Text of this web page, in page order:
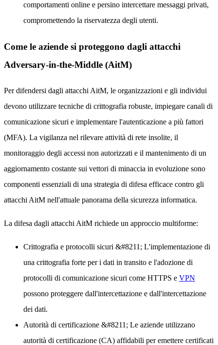
comportamenti online e persino intercettare messaggi privati,
compromettendo la riservatezza degli utenti.
Come le aziende si proteggono dagli attacchi
Adversary-in-the-Middle (AitM)
Per difendersi dagli attacchi AitM, le organizzazioni e gli individui
devono utilizzare tecniche di crittografia robuste, impiegare canali di
comunicazione sicuri e implementare l'autenticazione a più fattori
(MFA). La vigilanza nel rilevare attività di rete insolite, il
monitoraggio degli accessi non autorizzati e il mantenimento di un
aggiornamento costante sui vettori di minaccia in evoluzione sono
componenti essenziali di una strategia di difesa efficace contro gli
attacchi AitM nell'attuale panorama della sicurezza informatica.
La difesa dagli attacchi AitM richiede un approccio multiforme:
Crittografia e protocolli sicuri &#8211; L'implementazione di
una crittografia forte per i dati in transito e l'adozione di
protocolli di comunicazione sicuri come HTTPS e VPN
possono proteggere dall'intercettazione e dall'intercettazione
dei dati.
Autorità di certificazione &#8211; Le aziende utilizzano
autorità di certificazione (CA) affidabili per emettere certificati